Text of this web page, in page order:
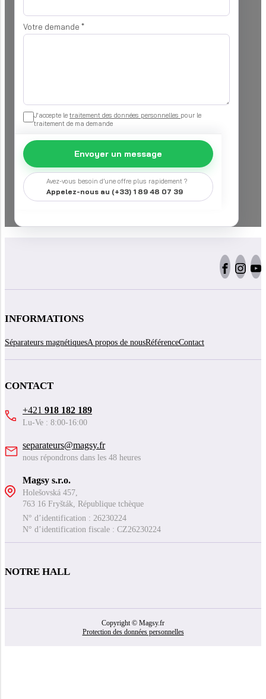
Votre demande *
J'accepte le traitement des données personnelles pour le
traitement de ma demande
Envoyer un message
Avez-vous besoin d’une offre plus rapidement ?
Appelez-nous au (+33) 1 89 48 07 39
INFORMATIONS
Séparateurs magnétiquesA propos de nousRéférenceContact
CONTACT
+421 918 182 189
Lu-Ve : 8:00-16:00
separateurs@magsy.fr
nous répondrons dans les 48 heures
Magsy s.r.o.
Holešovská 457,
763 16 Fryšták, République tchèque
N° d’identification : 26230224
N° d’identification fiscale : CZ26230224
NOTRE HALL
Copyright © Magsy.fr
Protection des données personnelles